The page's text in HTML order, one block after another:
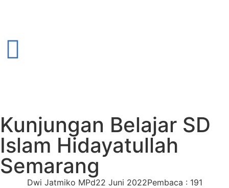
Kunjungan Belajar SD
Islam Hidayatullah
Semarang
Dwi Jatmiko MPd22 Juni 2022Pembaca : 191